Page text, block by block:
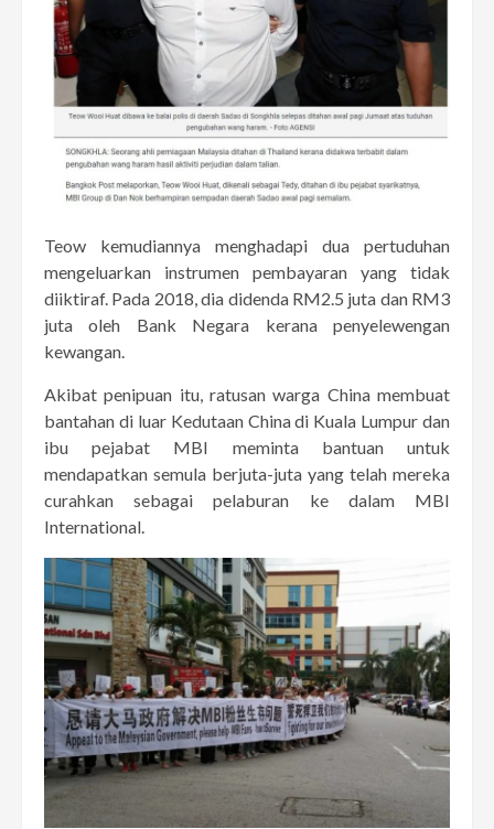
Teow kemudiannya menghadapi dua pertuduhan
mengeluarkan instrumen pembayaran yang tidak
diiktiraf. Pada 2018, dia didenda RM2.5 juta dan RM3
juta oleh Bank Negara kerana penyelewengan
kewangan.
Akibat penipuan itu, ratusan warga China membuat
bantahan di luar Kedutaan China di Kuala Lumpur dan
ibu pejabat MBI meminta bantuan untuk
mendapatkan semula berjuta-juta yang telah mereka
curahkan sebagai pelaburan ke dalam MBI
International.